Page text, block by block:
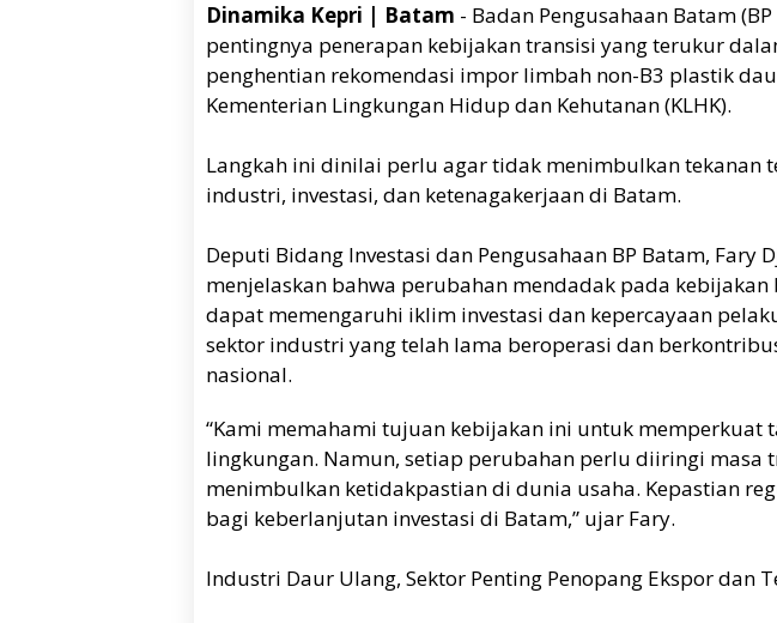
Dinamika Kepri | Batam - Badan Pengusahaan Batam
pentingnya penerapan kebijakan transisi yang terukur
penghentian rekomendasi impor limbah non-B3 plastik
Kementerian Lingkungan Hidup dan Kehutanan (KLHK).
Langkah ini dinilai perlu agar tidak menimbulkan tekanan
industri, investasi, dan ketenagakerjaan di Batam.
Deputi Bidang Investasi dan Pengusahaan BP Batam, Fary
menjelaskan bahwa perubahan mendadak pada
dapat memengaruhi iklim investasi dan kepercayaan
sektor industri yang telah lama beroperasi dan
nasional.
“Kami memahami tujuan kebijakan ini untuk memperkuat
lingkungan. Namun, setiap perubahan perlu diiringi masa
menimbulkan ketidakpastian di dunia usaha. Kepastian
bagi keberlanjutan investasi di Batam,” ujar Fary.
Industri Daur Ulang, Sektor Penting Penopang Ekspor dan